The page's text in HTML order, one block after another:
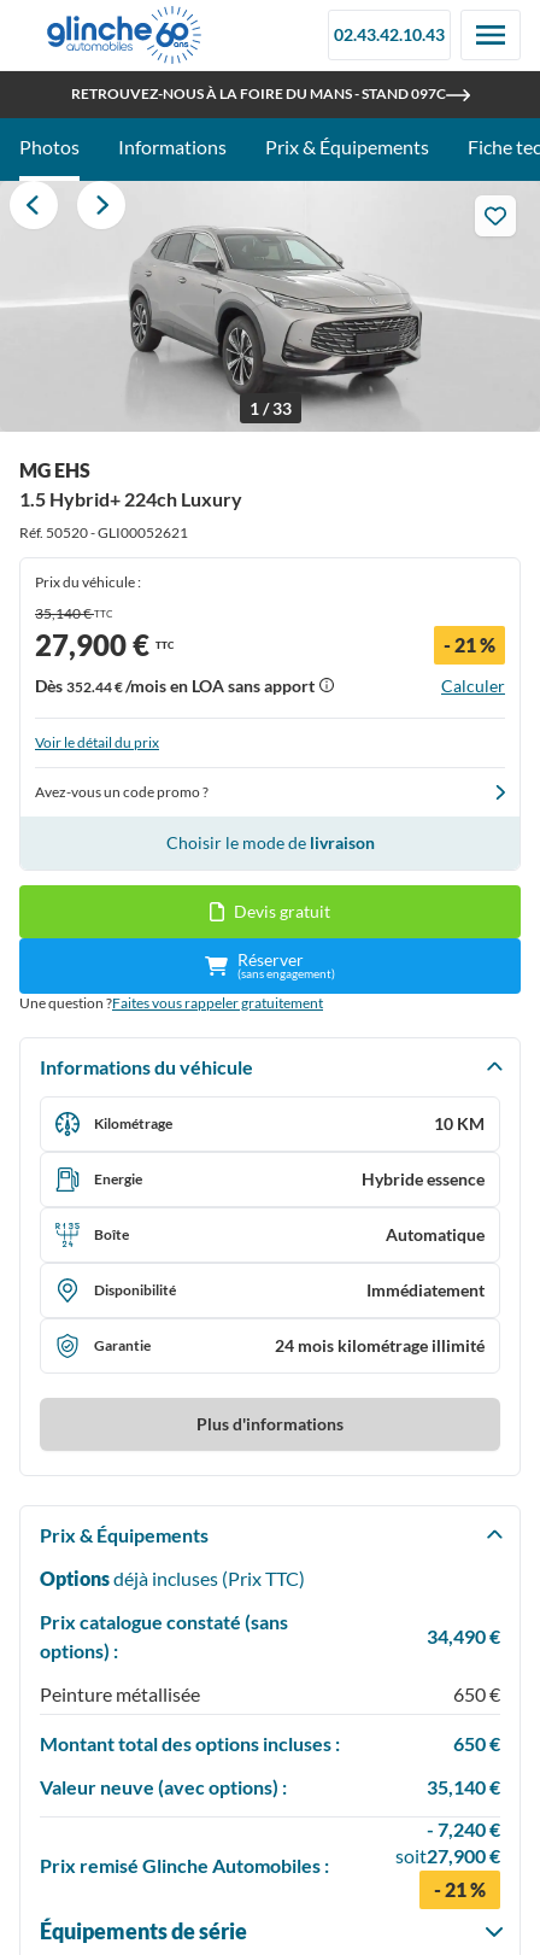
02.43.42.10.43
RETROUVEZ-NOUS À LA FOIRE DU MANS - STAND 097C
OUVERT TOUT L'ÉTÉ
Photos Informations Prix & Équipements Fiche
1 / 33
MG EHS
1.5 Hybrid+ 224ch Luxury
Réf. 50520 - GLI00052621
Prix du véhicule :
35,140 €TTC
27,900 € TTC - 21 %
Dès 352.44 €/mois en LOA sans apport Calculer
Voir le détail du prix
Avez-vous un code promo ?
Choisir le mode de livraison
Devis gratuit
Réserver
(sans engagement)
Une question ?Faites vous rappeler gratuitement
Informations du véhicule
Kilométrage 10 KM
Energie Hybride essence
Boîte Automatique
Disponibilité Immédiatement
Garantie 24 mois kilométrage illimité
Plus d'informations
Prix & Équipements
Optionsdéjà incluses (PrixTTC)
Prix catalogue constaté (sans
options) :
34,490 €
Peinture métallisée 650 €
Montant total des options incluses :
650 €
Valeur neuve (avec options) :
35,140 €
Prix remisé Glinche Automobiles :
- 7,240 €
soit27,900 €
- 21 %
Équipements de série